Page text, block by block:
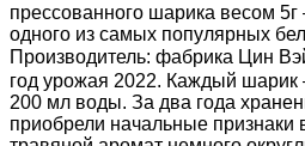
прессованного шарика весом
одного из самых популярных
Производитель: фабрика Цин
год урожая 2022. Каждый
200 мл воды. За два года
приобрели начальные признаки